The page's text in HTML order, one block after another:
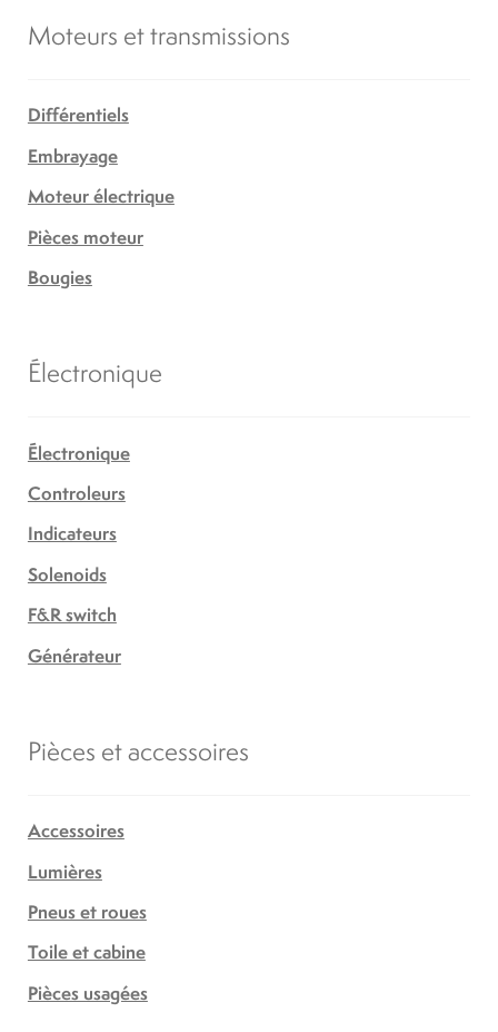
Moteurs et transmissions
Différentiels
Embrayage
Moteur électrique
Pièces moteur
Bougies
Électronique
Électronique
Controleurs
Indicateurs
Solenoids
F&R switch
Générateur
Pièces et accessoires
Accessoires
Lumières
Pneus et roues
Toile et cabine
Pièces usagées